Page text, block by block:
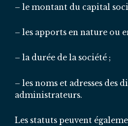
– le montant du capital
– les apports en nature ou
– la durée de la société ;
– les noms et adresses des
administrateurs.
Les statuts peuvent